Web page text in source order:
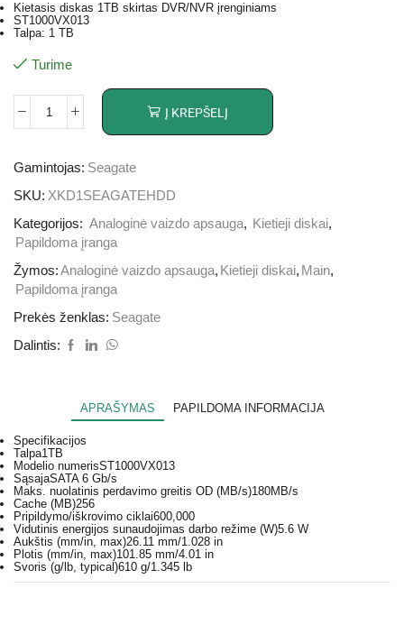
Kietasis diskas 1TB skirtas DVR/NVR įrenginiams
ST1000VX013
Talpa: 1 TB
Turime
Į KREPŠELĮ
Gamintojas: Seagate
SKU: XKD1SEAGATEHDD
Kategorijos: Analoginė vaizdo apsauga, Kietieji diskai,
Papildoma įranga
Žymos:Analoginė vaizdo apsauga, Kietieji diskai, Main,
Papildoma įranga
Prekės ženklas: Seagate
Dalintis:
APRAŠYMAS PAPILDOMA INFORMACIJA
Specifikacijos
Talpa1TB
Modelio numerisST1000VX013
SąsajaSATA 6 Gb/s
Maks. nuolatinis perdavimo greitis OD (MB/s)180MB/s
Cache (MB)256
Pripildymo/iškrovimo ciklai600,000
Vidutinis energijos sunaudojimas darbo režime (W)5.6 W
Aukštis (mm/in, max)26.11 mm/1.028 in
Plotis (mm/in, max)101.85 mm/4.01 in
Svoris (g/lb, typical)610 g/1.345 lb